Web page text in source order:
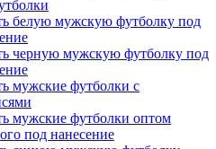
белую мужскую футболку под
черную мужскую футболку под
мужские футболки с
мужские футболки оптом
под нанесение